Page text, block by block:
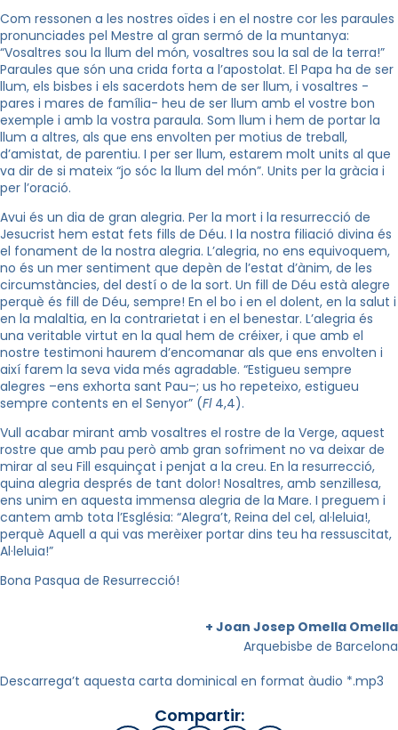
Com ressonen a les nostres oïdes i en el nostre cor les paraules
pronunciades pel Mestre al gran sermó de la muntanya:
“Vosaltres sou la llum del món, vosaltres sou la sal de la terra!”
Paraules que són una crida forta a l’apostolat. El Papa ha de ser
llum, els bisbes i els sacerdots hem de ser llum, i vosaltres -
pares i mares de família- heu de ser llum amb el vostre bon
exemple i amb la vostra paraula. Som llum i hem de portar la
llum a altres, als que ens envolten per motius de treball,
d’amistat, de parentiu. I per ser llum, estarem molt units al que
va dir de si mateix “jo sóc la llum del món”. Units per la gràcia i
per l’oració.
Avui és un dia de gran alegria. Per la mort i la resurrecció de
Jesucrist hem estat fets fills de Déu. I la nostra filiació divina és
el fonament de la nostra alegria. L’alegria, no ens equivoquem,
no és un mer sentiment que depèn de l’estat d’ànim, de les
circumstàncies, del destí o de la sort. Un fill de Déu està alegre
perquè és fill de Déu, sempre! En el bo i en el dolent, en la salut i
en la malaltia, en la contrarietat i en el benestar. L’alegria és
una veritable virtut en la qual hem de créixer, i que amb el
nostre testimoni haurem d’encomanar als que ens envolten i
així farem la seva vida més agradable. “Estigueu sempre
alegres –ens exhorta sant Pau–; us ho repeteixo, estigueu
sempre contents en el Senyor” (Fl4,4).
Vull acabar mirant amb vosaltres el rostre de la Verge, aquest
rostre que amb pau però amb gran sofriment no va deixar de
mirar al seu Fill esquinçat i penjat a la creu. En la resurrecció,
quina alegria després de tant dolor! Nosaltres, amb senzillesa,
ens unim en aquesta immensa alegria de la Mare. I preguem i
cantem amb tota l’Església: “Alegra’t, Reina del cel, al·leluia!,
perquè Aquell a qui vas merèixer portar dins teu ha ressuscitat,
Al·leluia!”
Bona Pasqua de Resurrecció!
+ Joan Josep Omella Omella
Arquebisbe de Barcelona
Descarrega’t aquesta carta dominical en format àudio *.mp3
Compartir: